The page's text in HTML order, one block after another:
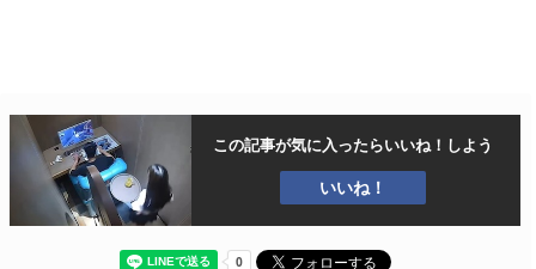
この記事が気に入ったらいいね！しよう
いいね！